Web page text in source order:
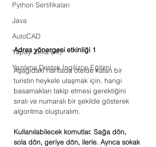
Python Sertifikaları
Java
AutoCAD
Yapay Zeka (AI)
Yazılıma Destek İngilizce Eğitimi
Adres yönergesi etkinliği 1
Aşağıdaki haritada otelde kalan bir
turistin heykele ulaşmak için, hangi
basamakları takip etmesi gerektiğini
sıralı ve numaralı bir şekilde gösterek
algoritma oluşturalım.
Kullanılabilecek komutlar. Sağa dön,
sola dön, geriye dön, ilerle. Ayrıca sokak